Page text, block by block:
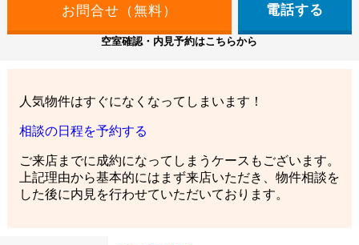
電話する
空室確認・内見予約はこちらから
人気物件はすぐになくなってしまいます！
相談の日程を予約する
ご来店までに成約になってしまうケースもございます。
上記理由から基本的にはまず来店いただき、物件相談を
した後に内見を行わせていただいております。